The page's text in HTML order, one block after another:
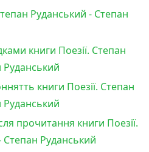
Руданський - Степан
книги Поезії. Степан
Руданський
книги Поезії. Степан
Руданський
прочитання книги Поезії.
Руданський